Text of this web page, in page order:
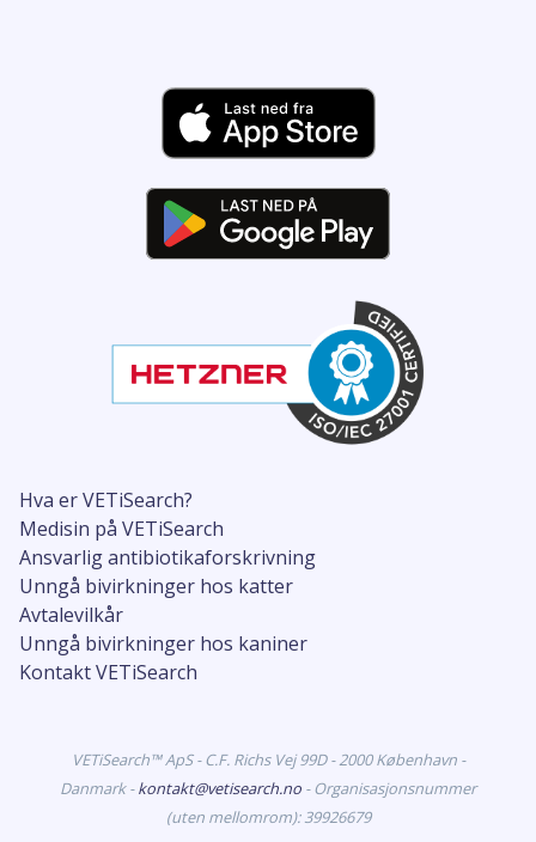
Hva er VETiSearch?
Medisin på VETiSearch
Ansvarlig antibiotikaforskrivning
Unngå bivirkninger hos katter
Avtalevilkår
Unngå bivirkninger hos kaniner
Kontakt VETiSearch
VETiSearch™ ApS - C.F. Richs Vej 99D - 2000 København -
Danmark -kontakt@vetisearch.no - Organisasjonsnummer
(uten mellomrom): 39926679